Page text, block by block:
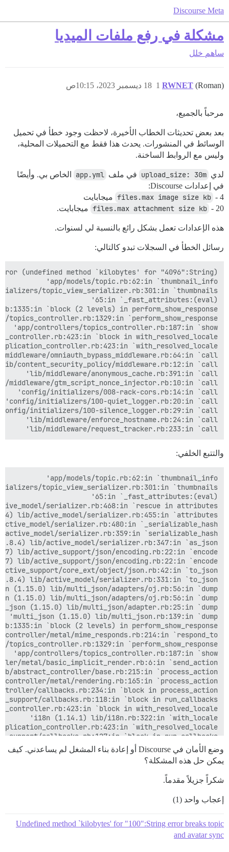
Discourse Meta
مشكلة في رفع ملفات الميديا
ساهم خلل
RWNET (Roman) 18 ديسمبر 2023، 10:15ص 1
مرحباً بالجميع،
بعد بعض تحديثات الخطاب الأخيرة، لاحظت وجود خطأ في تحميل
الوسائط في المنشورات. يحدث هذا فقط مع التحميلات المحلية،
وليس مع الروابط الساخنة.
لدي upload_size: 30m في ملف app.yml
الخاص بي. وأيضًا
في إعدادات Discourse:
files.max image size kb - 4 ميجابايت
files.max attachment size kb - 20 ميجابايت.
هذه الإعدادات تعمل بشكل رائع بالنسبة لي لسنوات.
رسائل الخطأ في السجلات تبدو كالتالي:
lib/middleware/request_tracker.rb:233:in `call'
والتتبع الخلفي:
وضع الأمان في Discourse أو إعادة بناء المشغل لم يساعدني. كيف
يمكن حل هذه المشكلة؟
شكراً جزيلاً مقدماً.
إعجاب واحد (1)
Undefined method `kilobytes' for "100":String error breaks topic
and avatar sync